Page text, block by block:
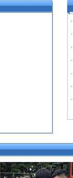
·
·
·
·
·
·
·